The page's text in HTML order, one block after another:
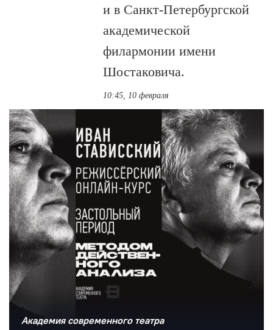
и в Санкт-Петербургской
академической
филармонии имени
Шостаковича.
10:45, 10 февраля
Академия современного театра